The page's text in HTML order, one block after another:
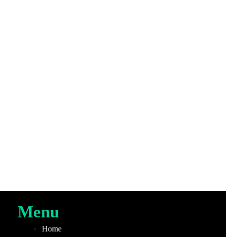
Menu
Home